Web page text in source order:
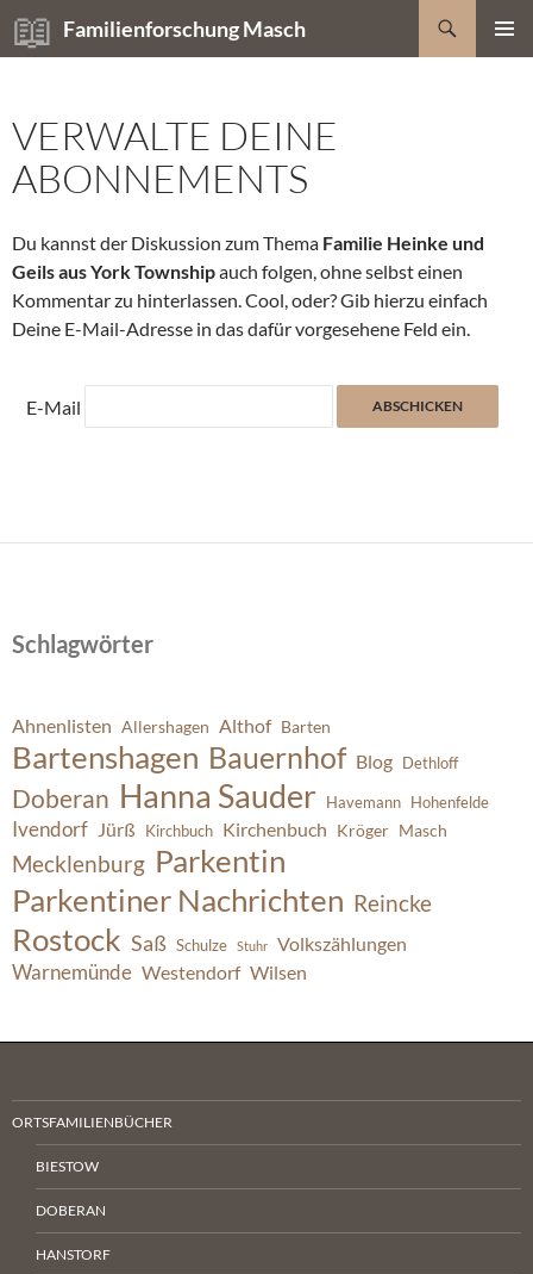
Zum
Inhalt
Familienforschung Masch
Suchen
VERWALTE DEINE
ABONNEMENTS
Du kannst der Diskussion zum Thema Familie Heinke und
Geils aus York Townshipauch folgen, ohne selbst einen
Kommentar zu hinterlassen. Cool, oder? Gib hierzu einfach
Deine E-Mail-Adresse in das dafür vorgesehene Feld ein.
E-Mail
Schlagwörter
Ahnenlisten Allershagen Althof Barten
Bartenshagen Bauernhof Blog Dethloff
Doberan Hanna Sauder Havemann Hohenfelde
Ivendorf Jürß Kirchbuch Kirchenbuch Kröger Masch
Mecklenburg Parkentin
Parkentiner Nachrichten Reincke
Rostock Saß Schulze Stuhr Volkszählungen
Warnemünde Westendorf Wilsen
ORTSFAMILIENBÜCHER
BIESTOW
DOBERAN
HANSTORF